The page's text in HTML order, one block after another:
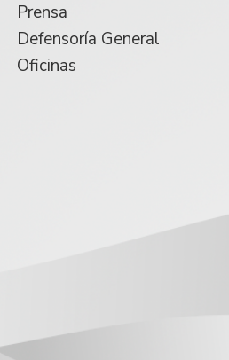
Prensa
Defensoría General
Oficinas